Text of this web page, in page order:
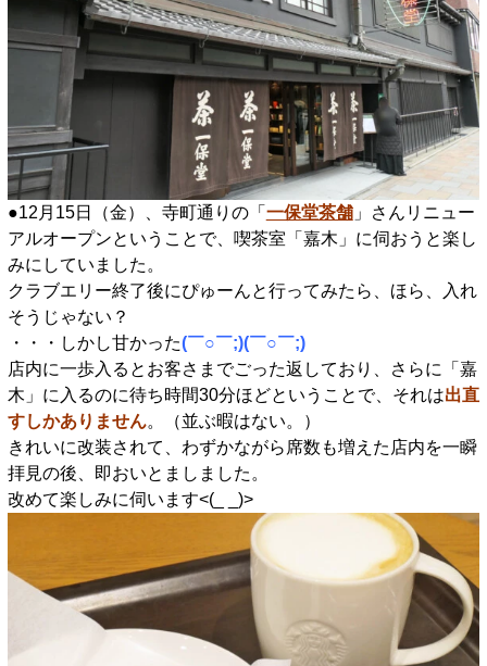
●12月15日（金）、寺町通りの「 一保堂茶舗」さんリニュー
アルオープンということで、喫茶室「嘉木」に伺おうと楽し
みにしていました。
クラブエリー終了後にぴゅーんと行ってみたら、ほら、入れ
そうじゃない？
・・・しかし甘かった(￣○￣;)(￣○￣;)
店内に一歩入るとお客さまでごった返しており、さらに「嘉
木」に入るのに待ち時間30分ほどということで、それは出直
すしかありません。（並ぶ暇はない。）
きれいに改装されて、わずかながら席数も増えた店内を一瞬
拝見の後、即おいとましました。
改めて楽しみに伺います<(_ _)>